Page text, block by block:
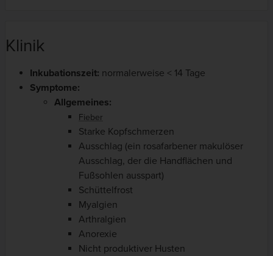
Klinik
Inkubationszeit: normalerweise < 14 Tage
Symptome:
Allgemeines:
Fieber
Starke Kopfschmerzen
Ausschlag (ein rosafarbener makulöser
Ausschlag, der die Handflächen und
Fußsohlen ausspart)
Schüttelfrost
Myalgien
Arthralgien
Anorexie
Nicht produktiver Husten